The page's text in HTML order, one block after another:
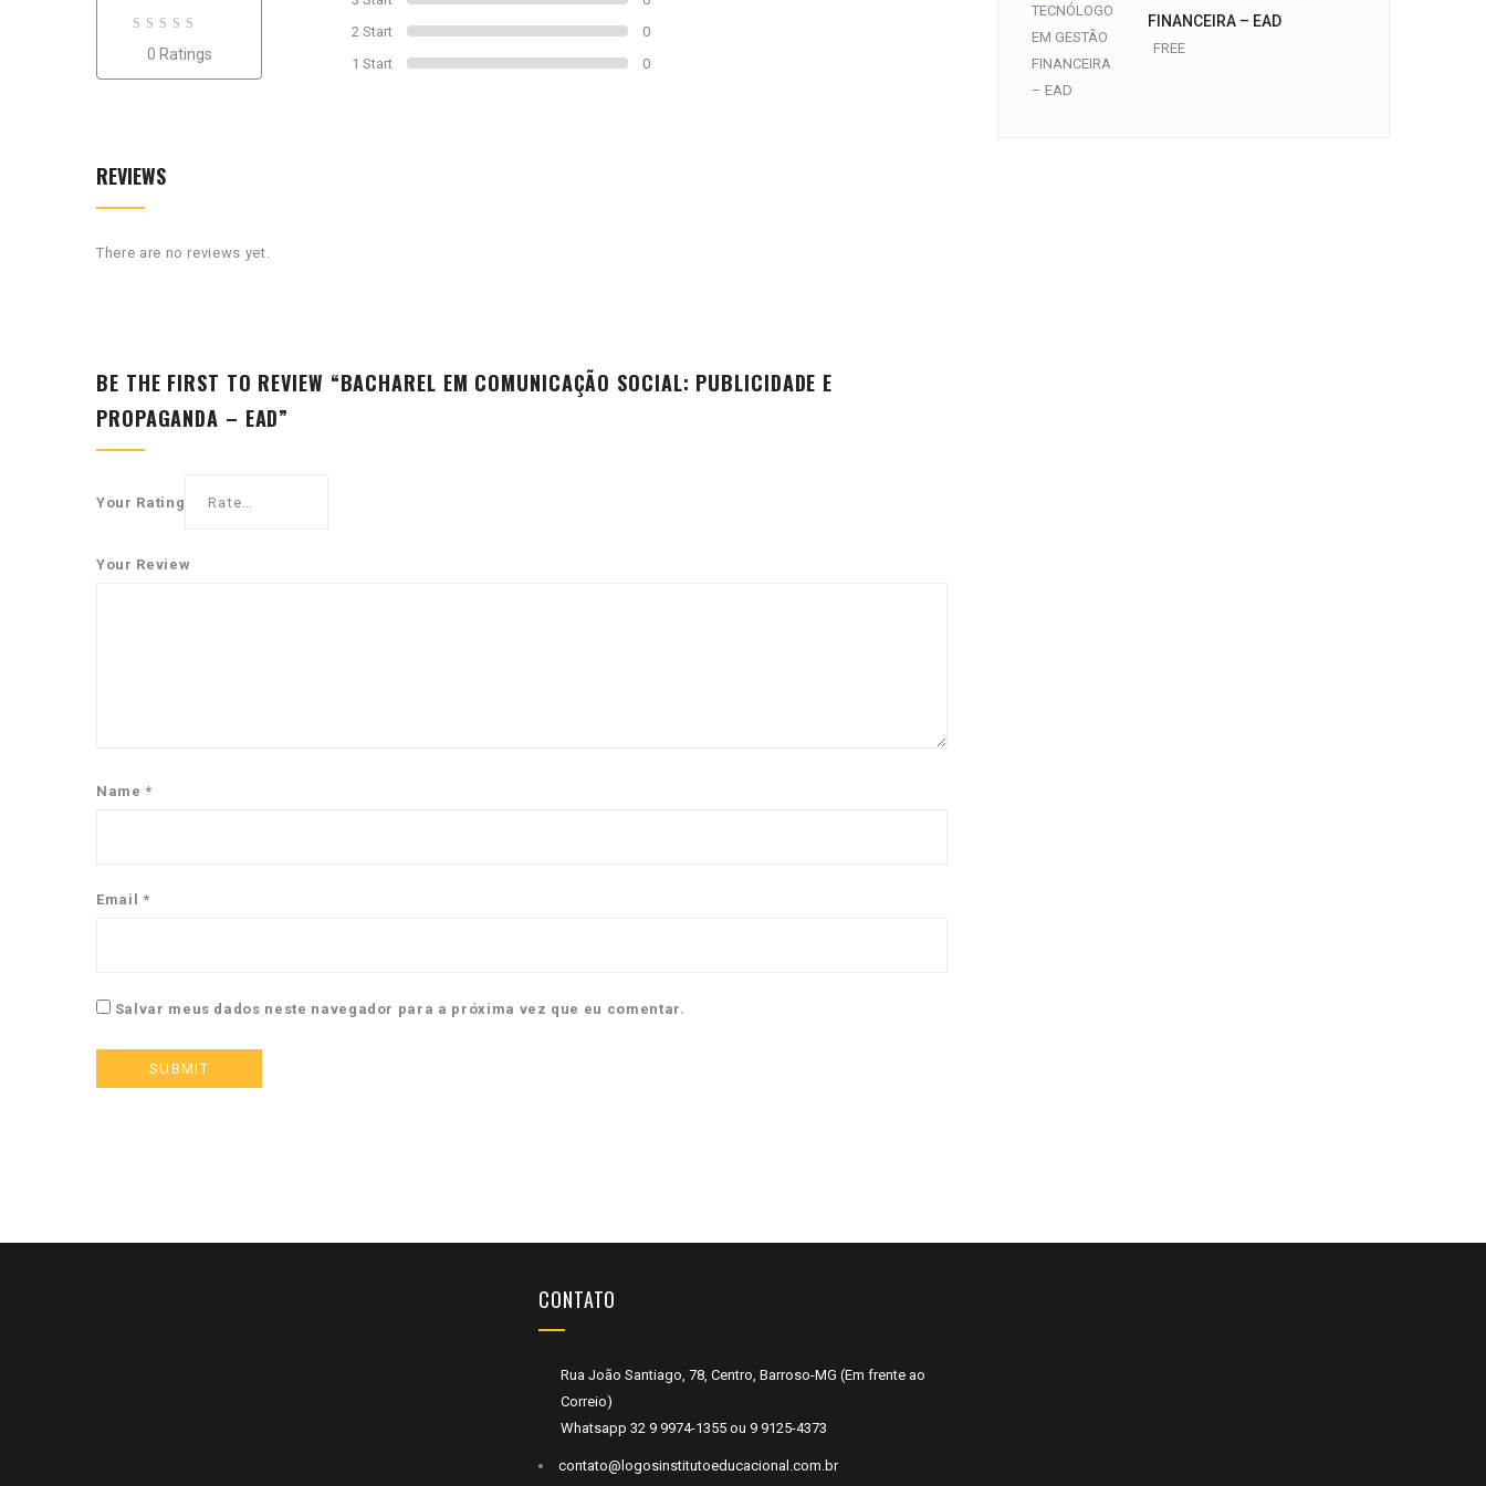
out
0
0 Ratings
2 Start
0
1 Start
0
REVIEWS
There are no reviews yet.
BE THE FIRST TO REVIEW “BACHAREL EM COMUNICAÇÃO SOCIAL: PUBLICIDADE E
PROPAGANDA – EAD”
Your Rating
Your Review
Name*
Email *
Salvar meus dados neste navegador para a próxima vez que eu comentar.
FINANCEIRA – EAD
FREE
CONTATO
Rua João Santiago, 78, Centro, Barroso-MG (Em frente ao
Correio)
Whatsapp 32 9 9974-1355 ou 9 9125-4373
contato@logosinstitutoeducacional.com.br